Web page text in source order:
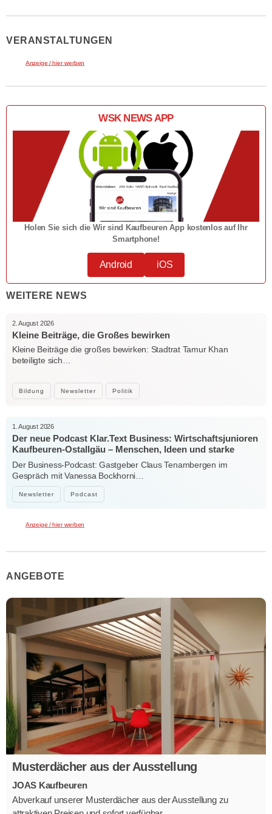
VERANSTALTUNGEN
Anzeige / hier werben
WSK NEWS APP
Holen Sie sich die Wir sind Kaufbeuren App kostenlos auf Ihr
Smartphone!
Android iOS
WEITERE NEWS
Bildung Newsletter Politik
2. August 2026
Kleine Beiträge, die Großes bewirken
Kleine Beiträge die großes bewirken: Stadtrat Tamur Khan
beteiligte sich…
Newsletter Podcast
1. August 2026
Der neue Podcast Klar.Text Business: Wirtschaftsjunioren
Kaufbeuren-Ostallgäu – Menschen, Ideen und starke
Verbindungen
Der Business-Podcast: Gastgeber Claus Tenambergen im
Gespräch mit Vanessa Bockhorni…
Anzeige / hier werben
ANGEBOTE
Musterdächer aus der Ausstellung
JOAS Kaufbeuren
Abverkauf unserer Musterdächer aus der Ausstellung zu